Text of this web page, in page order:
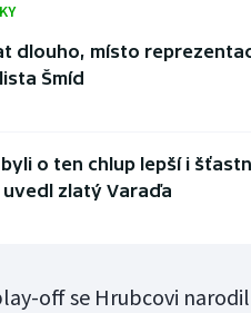
dlouho, místo
Šmíd
o ten chlup lepší i
zlatý Varaďa
off se Hrubcovi